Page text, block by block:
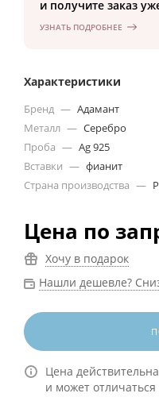
и получите заказ
УЗНАТЬ ПОДРОБНЕЕ
Характеристики
Бренд — Адамант
Металл — Серебро
Проба — Ag 925
Вставки — фианит
Страна производства —
Цена по
Хочу в подарок
Нашли дешевле?
Цена
и может